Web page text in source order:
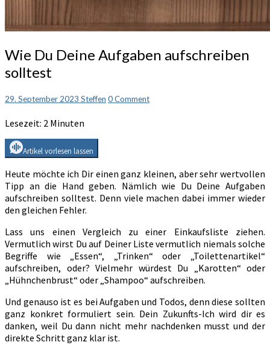
Wie
Du
Deine
aufschreiben
Wie Du Deine Aufgaben aufschreiben
solltest
29. September 2023 Steffen Comments
0 Comment
Lesezeit: 2 Minuten
Artikel vorlesen lassen
Heute möchte ich Dir einen ganz kleinen, aber sehr wertvollen
Tipp an die Hand geben. Nämlich wie Du Deine Aufgaben
aufschreiben solltest. Denn viele machen dabei immer wieder
den gleichen Fehler.
Lass uns einen Vergleich zu einer Einkaufsliste ziehen.
Vermutlich wirst Du auf Deiner Liste vermutlich niemals solche
Begriffe wie „Essen“, „Trinken“ oder „Toilettenartikel“
aufschreiben, oder? Vielmehr würdest Du „Karotten“ oder
„Hühnchenbrust“ oder „Shampoo“ aufschreiben.
Und genauso ist es bei Aufgaben und Todos, denn diese sollten
ganz konkret formuliert sein. Dein Zukunfts-Ich wird dir es
danken, weil Du dann nicht mehr nachdenken musst und der
direkte Schritt ganz klar ist.